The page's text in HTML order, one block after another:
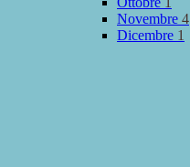
Novembre 4
Dicembre 1